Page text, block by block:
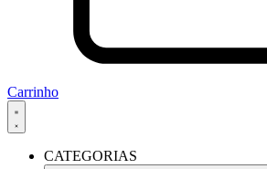
Carrinho
CATEGORIAS